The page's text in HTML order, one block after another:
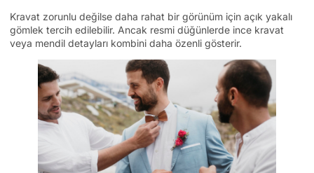
Kravat zorunlu değilse daha rahat bir görünüm için açık yakalı
gömlek tercih edilebilir. Ancak resmi düğünlerde ince kravat
veya mendil detayları kombini daha özenli gösterir.